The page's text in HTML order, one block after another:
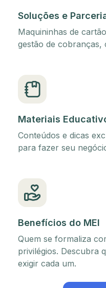
Soluções e
Maquininhas de
gestão de cobranças,
Materiais
Conteúdos e dicas
para fazer seu
Benefícios do MEI
Quem se formaliza
privilégios. Descubra
exigir cada um.